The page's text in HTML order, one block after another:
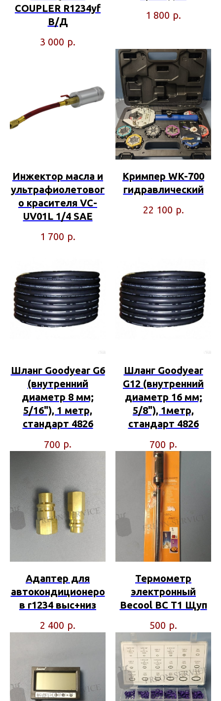
COUPLER R1234yf
В/Д
3 000 р.
1 800 р.
Инжектор масла и
ультрафиолетовог
о красителя VC-
UV01L 1/4 SAE
1 700 р.
Кримпер WK-700
гидравлический
22 100 р.
Шланг Goodyear G6
(внутренний
диаметр 8 мм;
5/16"), 1 метр,
стандарт 4826
700 р.
Шланг Goodyear
G12 (внутренний
диаметр 16 мм;
5/8"), 1метр,
стандарт 4826
700 р.
Адаптер для
автокондиционеро
в r1234 выс+низ
2 400 р.
Термометр
электронный
Becool BC T1 Щуп
500 р.